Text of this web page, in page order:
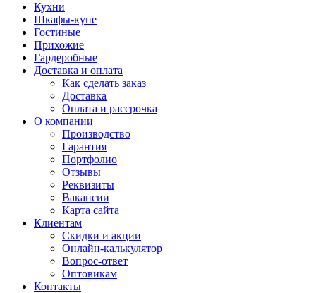
Кухни
Шкафы-купе
Гостиные
Прихожие
Гардеробные
Доставка и оплата
Как сделать заказ
Доставка
Оплата и рассрочка
О компании
Производство
Гарантия
Портфолио
Отзывы
Реквизиты
Вакансии
Карта сайта
Клиентам
Скидки и акции
Онлайн-калькулятор
Вопрос-ответ
Оптовикам
Контакты